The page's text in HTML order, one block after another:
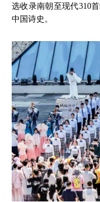
选收录南朝至现代310
中国诗史。